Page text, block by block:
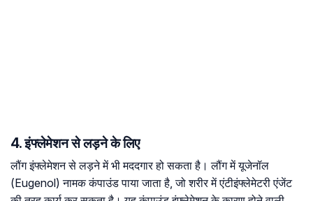
4. इंफ्लेमेशन से लड़ने के लिए
लौंग इंफ्लेमेशन से लड़ने में भी मददगार हो सकता है। लौंग में यूजेनॉल
(Eugenol) नामक कंपाउंड पाया जाता है, जो शरीर में एंटीइंफ्लेमेटरी एंजेंट